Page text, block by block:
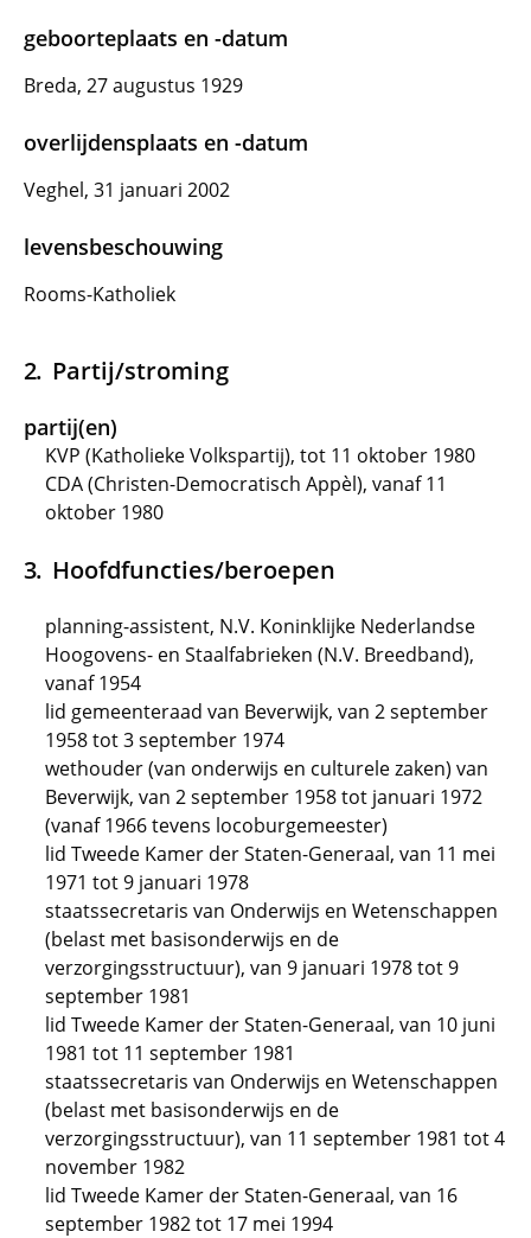
geboorteplaats en -datum
Breda, 27 augustus 1929
overlijdensplaats en -datum
Veghel, 31 januari 2002
levensbeschouwing
Rooms-Katholiek
Partij/stroming
partij(en)
KVP (Katholieke Volkspartij), tot 11 oktober 1980
CDA (Christen-Democratisch Appèl), vanaf 11
oktober 1980
Hoofdfuncties/beroepen
planning-assistent, N.V. Koninklijke Nederlandse
Hoogovens- en Staalfabrieken (N.V. Breedband),
vanaf 1954
lid gemeenteraad van Beverwijk, van 2 september
1958 tot 3 september 1974
wethouder (van onderwijs en culturele zaken) van
Beverwijk, van 2 september 1958 tot januari 1972
(vanaf 1966 tevens locoburgemeester)
lid Tweede Kamer der Staten-Generaal, van 11 mei
1971 tot 9 januari 1978
staatssecretaris van Onderwijs en Wetenschappen
(belast met basisonderwijs en de
verzorgingsstructuur), van 9 januari 1978 tot 9
september 1981
lid Tweede Kamer der Staten-Generaal, van 10 juni
1981 tot 11 september 1981
staatssecretaris van Onderwijs en Wetenschappen
(belast met basisonderwijs en de
verzorgingsstructuur), van 11 september 1981 tot 4
november 1982
lid Tweede Kamer der Staten-Generaal, van 16
september 1982 tot 17 mei 1994